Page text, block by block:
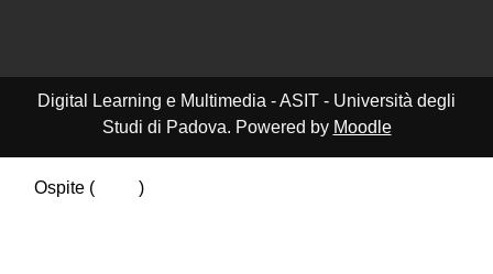
Digital Learning e Multimedia - ASIT - Università degli
Studi di Padova. Powered by Moodle
Ospite (
)